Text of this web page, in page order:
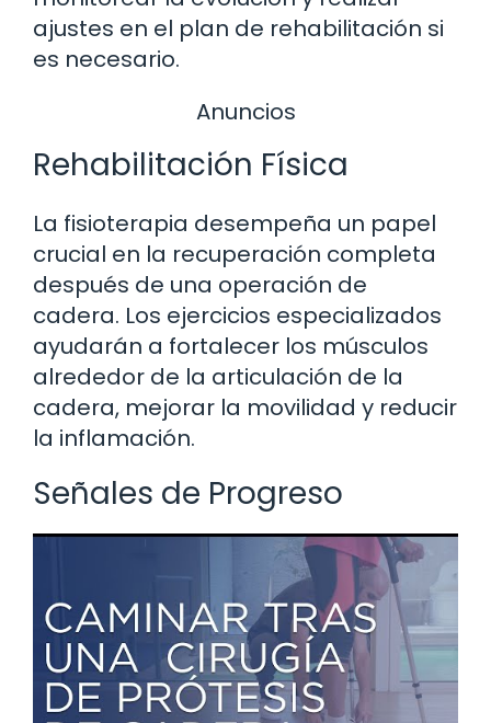
ajustes en el plan de rehabilitación si
es necesario.
Anuncios
Rehabilitación Física
La fisioterapia desempeña un papel
crucial en la recuperación completa
después de una operación de
cadera. Los ejercicios especializados
ayudarán a fortalecer los músculos
alrededor de la articulación de la
cadera, mejorar la movilidad y reducir
la inflamación.
Señales de Progreso